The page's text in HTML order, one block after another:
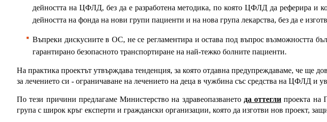
дейността на ЦФЛД, без да е разработена методика, по която ЦФЛД да реферира и
дейността на фонда на нови групи пациенти и на нова група лекарства, без да е
Въпреки дискусиите в ОС, не се регламентира и остава под въпрос възможността
гарантирано безопасното транспортиране на най-тежко болните пациенти.
На практика проектът утвърждава тенденция, за която отдавна предупреждаваме, че ще
за лечението си - ограничаване на лечението на деца в чужбина със средства на ЦФЛД и
По тези причини предлагаме Министерство на здравеопазването да оттегли проекта на
група с широк кръг експерти и граждански организации, която да изготви нов проект,